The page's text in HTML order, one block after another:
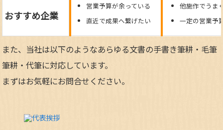
おすすめ企業
営業予算が余っている
直近で成果へ繋げたい
他施作でうま
一定の営業予
また、当社は以下のようなあらゆる文書の手書き筆耕・毛筆
筆耕・代筆に対応しています。
まずはお気軽にお問合せください。